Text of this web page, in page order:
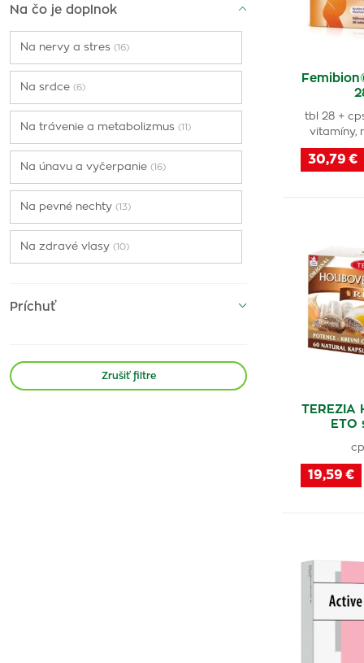
Femibion(3)
Julamedic(1)
FertiDuo(1)
DiaPlus(1)
Na čo je doplnok
Na nervy a stres (16)
Na srdce (6)
Na trávenie a metabolizmus (11)
Na únavu a vyčerpanie (16)
Na pevné nechty (13)
Na zdravé vlasy (10)
Na ochranu pred oxidačným stresom
Príchuť
Zrušiť filtre
tbl 28 +
vitamíny,
30,79 €
TEREZIA
ETO
19,59 €